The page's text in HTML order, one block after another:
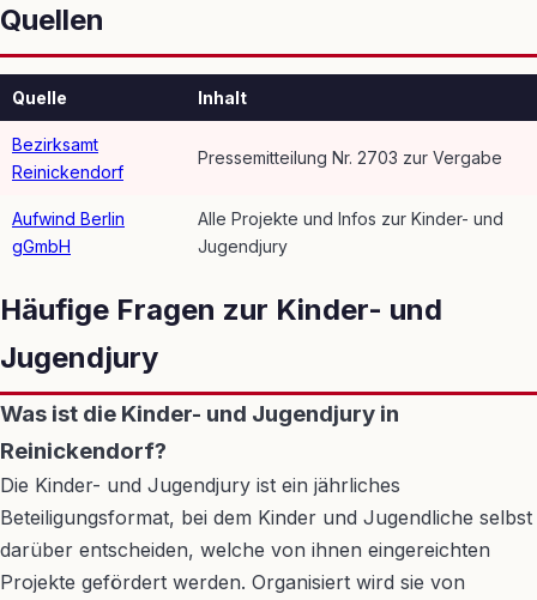
Quellen
Quelle Inhalt
Bezirksamt
Reinickendorf
Pressemitteilung Nr. 2703 zur Vergabe
Aufwind Berlin
gGmbH
Alle Projekte und Infos zur Kinder- und
Jugendjury
Häufige Fragen zur Kinder- und
Jugendjury
Was ist die Kinder- und Jugendjury in
Reinickendorf?
Die Kinder- und Jugendjury ist ein jährliches
Beteiligungsformat, bei dem Kinder und Jugendliche selbst
darüber entscheiden, welche von ihnen eingereichten
Projekte gefördert werden. Organisiert wird sie von